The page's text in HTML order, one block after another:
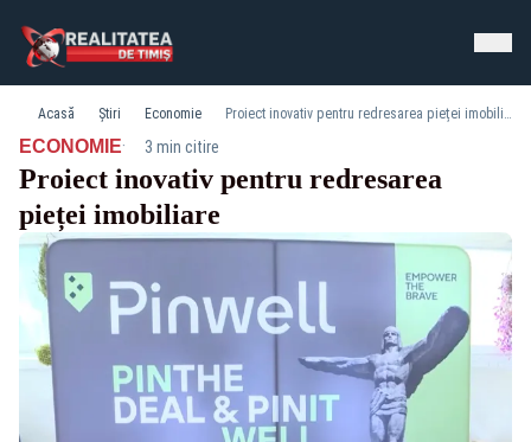
Acasă Știri Economie Proiect inovativ pentru redresarea pieței imobiliare
ECONOMIE· 3 min citire
Proiect inovativ pentru redresarea
pieței imobiliare